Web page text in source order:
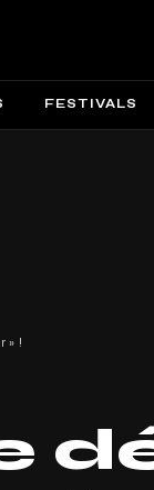
FESTIVALS
» !